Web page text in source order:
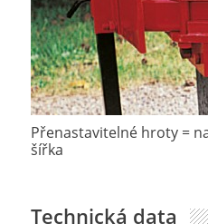
Přenastavitelné hroty =
šířka
Technická data